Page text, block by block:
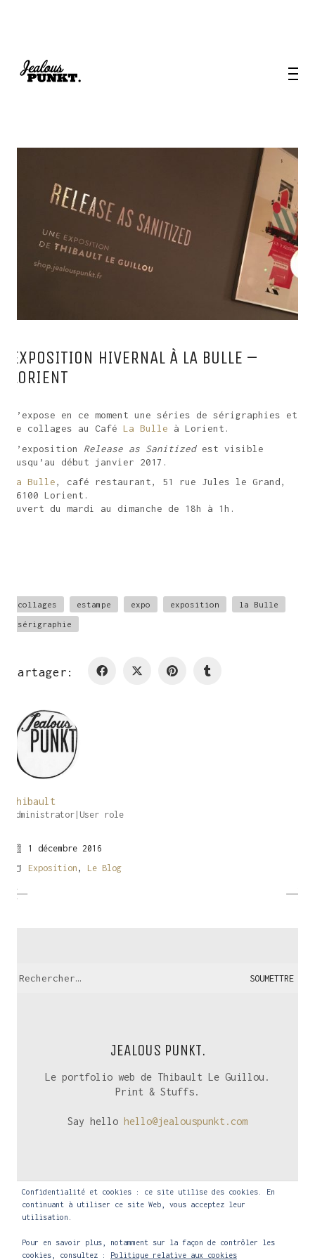
EXPOSITION HIVERNAL À LA BULLE –
LORIENT
J’expose en ce moment une séries de sérigraphies et
de collages au Café La Bulle à Lorient.
L’exposition Release as Sanitizedest visible
jusqu’au début janvier 2017.
La Bulle, café restaurant, 51 rue Jules le Grand,
56100 Lorient.
Ouvert du mardi au dimanche de 18h à 1h.
collages estampe expo exposition la Bulle
sérigraphie
Partager:
Thibault
Administrator|User role
1 décembre 2016
Exposition , Le Blog
JEALOUS PUNKT.
Le portfolio web de Thibault Le Guillou.
Print & Stuffs.
Say hello hello@jealouspunkt.com
Confidentialité et cookies : ce site utilise des cookies. En
continuant à utiliser ce site Web, vous acceptez leur
utilisation.
Pour en savoir plus, notamment sur la façon de contrôler les
cookies, consultez : Politique relative aux cookies